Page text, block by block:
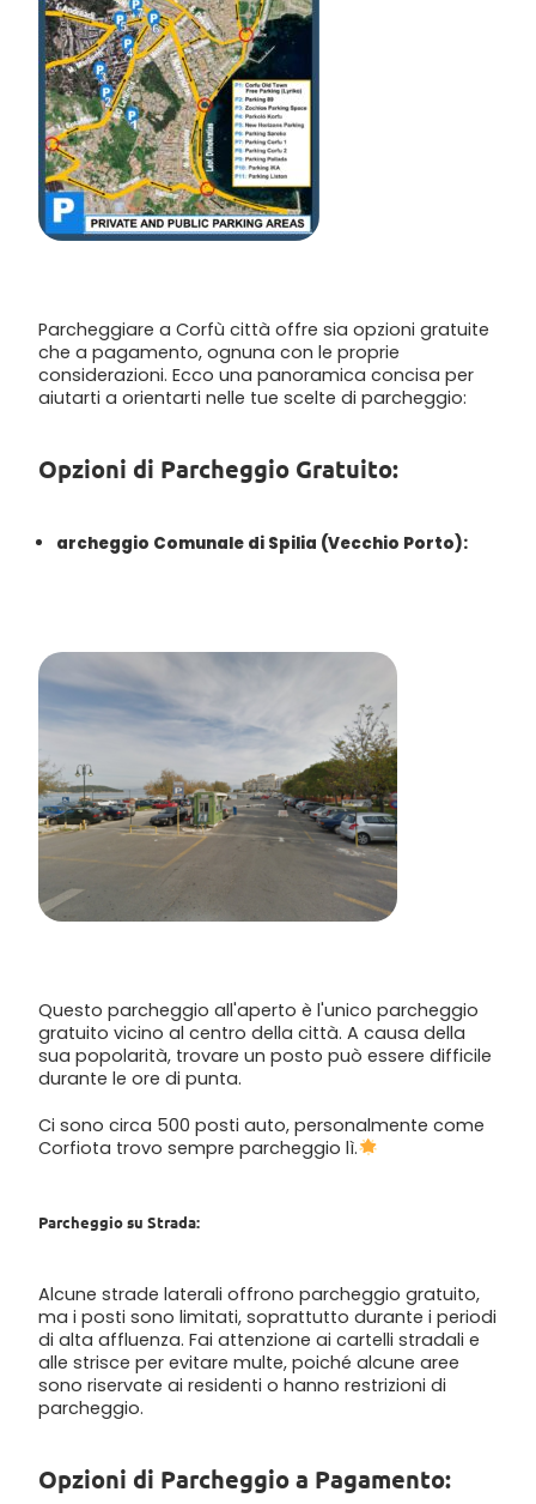
Parcheggiare a Corfù città offre sia opzioni gratuite
che a pagamento, ognuna con le proprie
considerazioni. Ecco una panoramica concisa per
aiutarti a orientarti nelle tue scelte di parcheggio:
Opzioni di Parcheggio Gratuito:
archeggio Comunale di Spilia (Vecchio Porto):
Questo parcheggio all'aperto è l'unico parcheggio
gratuito vicino al centro della città. A causa della
sua popolarità, trovare un posto può essere difficile
durante le ore di punta.
Ci sono circa 500 posti auto, personalmente come
Corfiota trovo sempre parcheggio lì.
Parcheggio su Strada:
Alcune strade laterali offrono parcheggio gratuito,
ma i posti sono limitati, soprattutto durante i periodi
di alta affluenza. Fai attenzione ai cartelli stradali e
alle strisce per evitare multe, poiché alcune aree
sono riservate ai residenti o hanno restrizioni di
parcheggio.
Opzioni di Parcheggio a Pagamento: